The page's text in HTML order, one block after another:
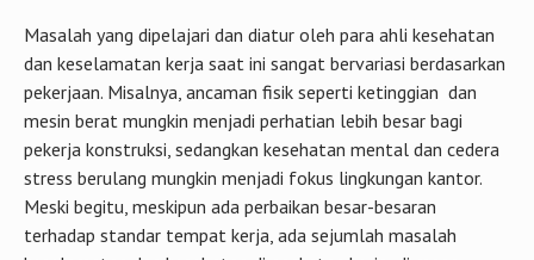
Masalah yang dipelajari dan diatur oleh para ahli kesehatan
dan keselamatan kerja saat ini sangat bervariasi berdasarkan
pekerjaan. Misalnya, ancaman fisik seperti ketinggian dan
mesin berat mungkin menjadi perhatian lebih besar bagi
pekerja konstruksi, sedangkan kesehatan mental dan cedera
stress berulang mungkin menjadi fokus lingkungan kantor.
Meski begitu, meskipun ada perbaikan besar-besaran
terhadap standar tempat kerja, ada sejumlah masalah